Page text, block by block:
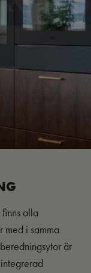
finns alla
med i samma
är